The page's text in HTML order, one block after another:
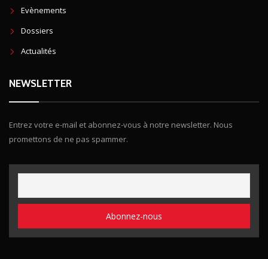
Evènements
Dossiers
Actualités
NEWSLETTER
Entrez votre e-mail et abonnez-vous à notre newsletter. Nous
promettons de ne pas spammer.